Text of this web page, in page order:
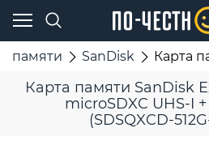
памяти SanDisk Карта
Карта памяти SanDisk
microSDXC UHS-I
(SDSQXCD-